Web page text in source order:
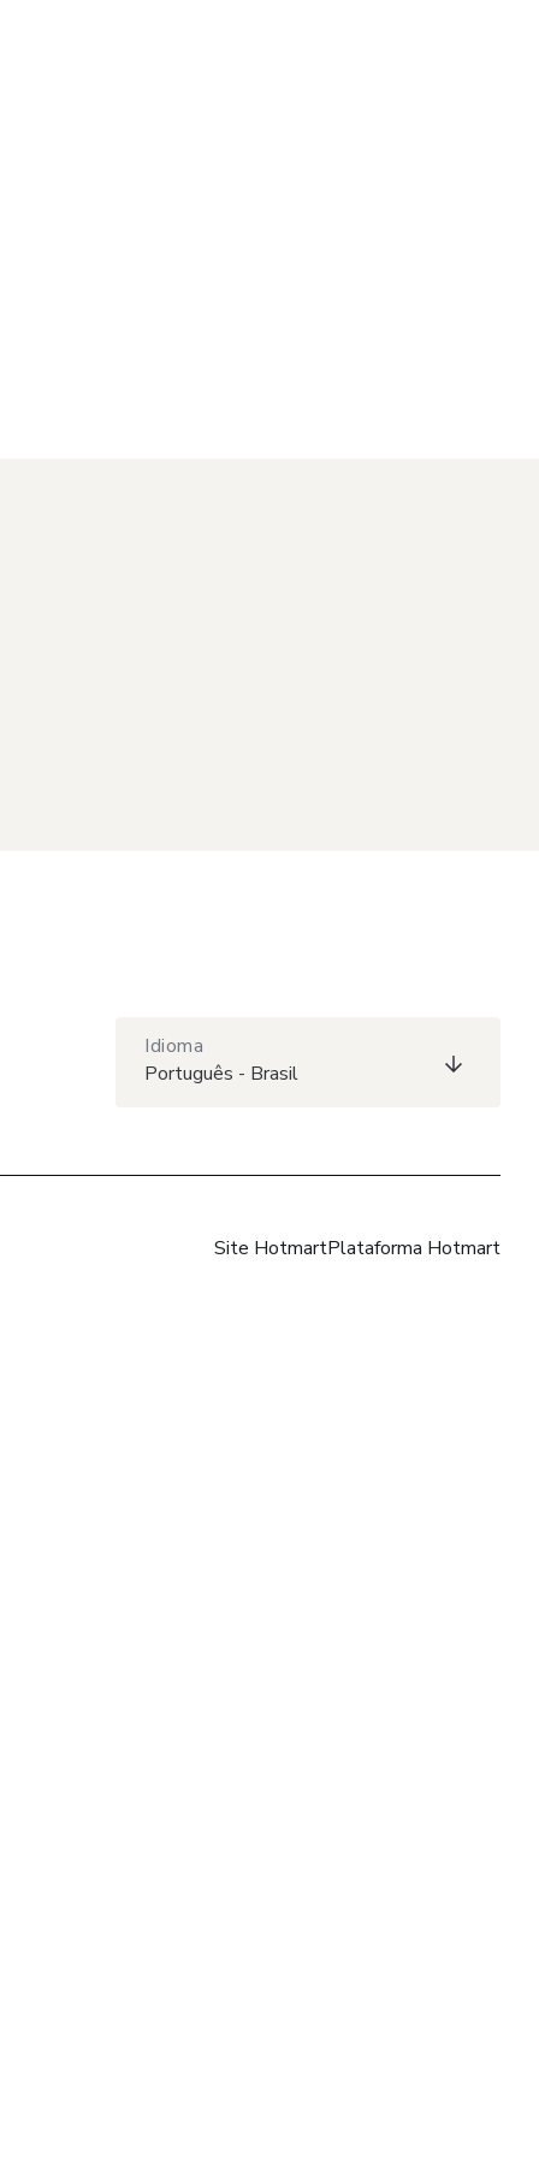
Idioma
Português - Brasil
Site HotmartPlataforma Hotmart